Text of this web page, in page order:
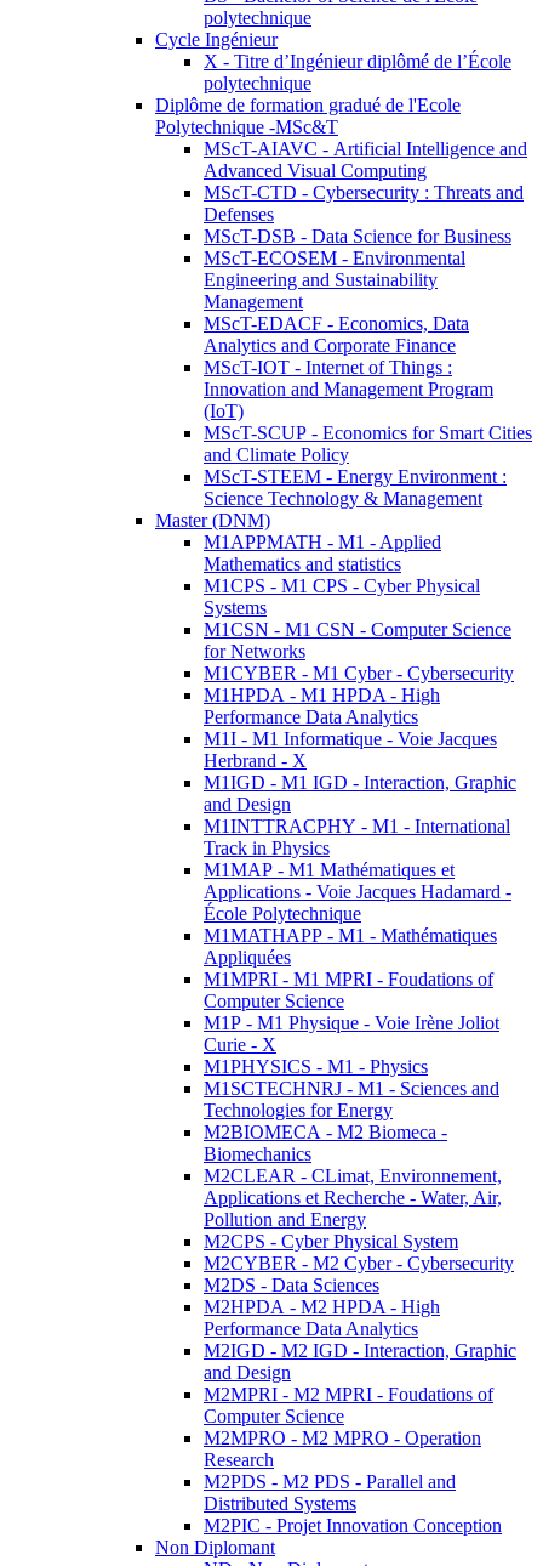
polytechnique
Cycle Ingénieur
X - Titre d’Ingénieur diplômé de l’École
polytechnique
Diplôme de formation gradué de l'Ecole
Polytechnique -MSc&T
MScT-AIAVC - Artificial Intelligence and
Advanced Visual Computing
MScT-CTD - Cybersecurity : Threats and
Defenses
MScT-DSB - Data Science for Business
MScT-ECOSEM - Environmental
Engineering and Sustainability
Management
MScT-EDACF - Economics, Data
Analytics and Corporate Finance
MScT-IOT - Internet of Things :
Innovation and Management Program
(IoT)
MScT-SCUP - Economics for Smart Cities
and Climate Policy
MScT-STEEM - Energy Environment :
Science Technology & Management
Master (DNM)
M1APPMATH - M1 - Applied
Mathematics and statistics
M1CPS - M1 CPS - Cyber Physical
Systems
M1CSN - M1 CSN - Computer Science
for Networks
M1CYBER - M1 Cyber - Cybersecurity
M1HPDA - M1 HPDA - High
Performance Data Analytics
M1I - M1 Informatique - Voie Jacques
Herbrand - X
M1IGD - M1 IGD - Interaction, Graphic
and Design
M1INTTRACPHY - M1 - International
Track in Physics
M1MAP - M1 Mathématiques et
Applications - Voie Jacques Hadamard -
École Polytechnique
M1MATHAPP - M1 - Mathématiques
Appliquées
M1MPRI - M1 MPRI - Foudations of
Computer Science
M1P - M1 Physique - Voie Irène Joliot
Curie - X
M1PHYSICS - M1 - Physics
M1SCTECHNRJ - M1 - Sciences and
Technologies for Energy
M2BIOMECA - M2 Biomeca -
Biomechanics
M2CLEAR - CLimat, Environnement,
Applications et Recherche - Water, Air,
Pollution and Energy
M2CPS - Cyber Physical System
M2CYBER - M2 Cyber - Cybersecurity
M2DS - Data Sciences
M2HPDA - M2 HPDA - High
Performance Data Analytics
M2IGD - M2 IGD - Interaction, Graphic
and Design
M2MPRI - M2 MPRI - Foudations of
Computer Science
M2MPRO - M2 MPRO - Operation
Research
M2PDS - M2 PDS - Parallel and
Distributed Systems
M2PIC - Projet Innovation Conception
Non Diplomant